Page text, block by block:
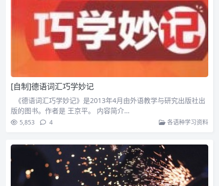
[自制]德语词汇巧学妙记
《德语词汇巧学妙记》是2013年4月由外语教学与研究出版社出
版的图书。作者是 王京平。 内容简介…
5,853 4 各语种学习资料